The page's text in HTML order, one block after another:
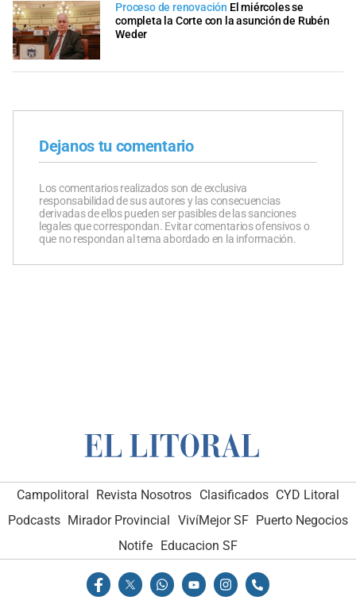
Proceso de renovación El miércoles se
completa la Corte con la asunción de Rubén
Weder
Dejanos tu comentario
Los comentarios realizados son de exclusiva
responsabilidad de sus autores y las consecuencias
derivadas de ellos pueden ser pasibles de las sanciones
legales que correspondan. Evitar comentarios ofensivos o
que no respondan al tema abordado en la información.
Campolitoral Revista Nosotros Clasificados CYD Litoral
Podcasts Mirador Provincial VivíMejor SF Puerto Negocios
Notife
Educacion SF